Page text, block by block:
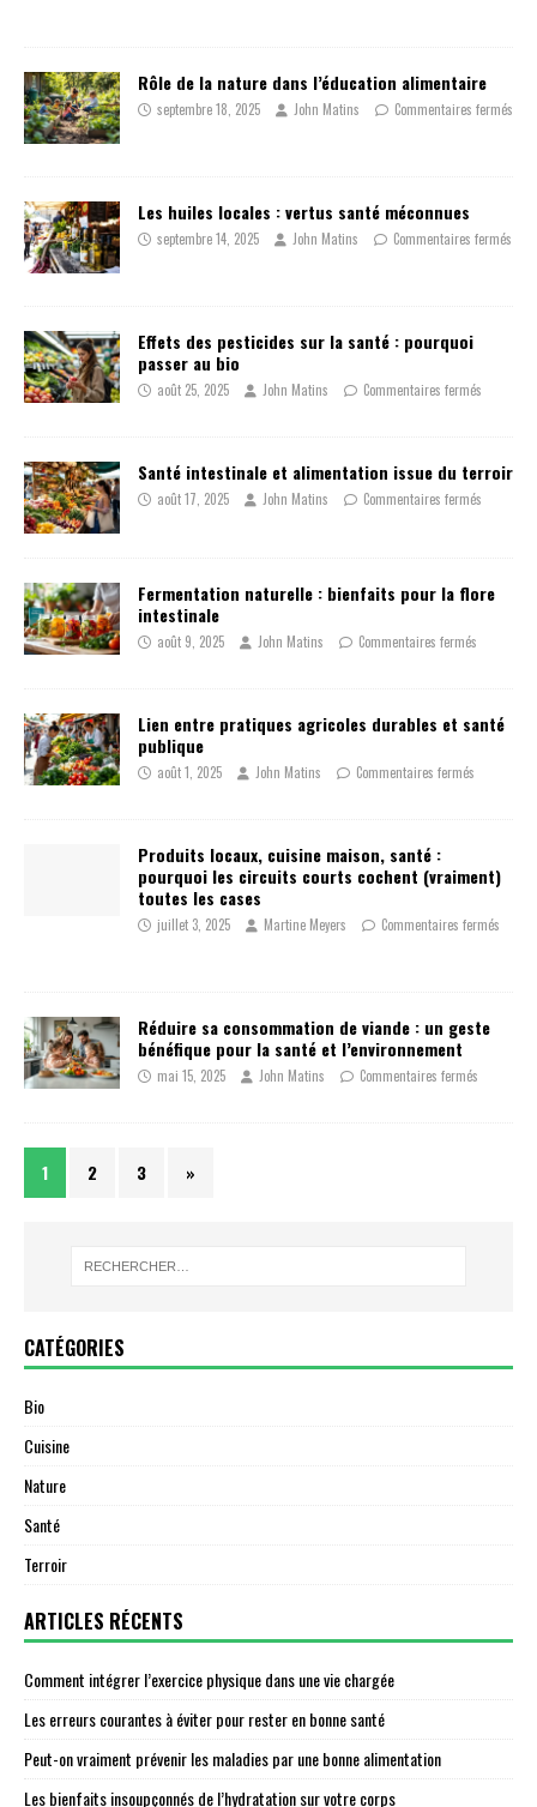
Rôle de la nature dans l’éducation alimentaire
septembre 18, 2025 John Matins Commentaires fermés
Les huiles locales : vertus santé méconnues
septembre 14, 2025 John Matins Commentaires fermés
Effets des pesticides sur la santé : pourquoi
passer au bio
août 25, 2025 John Matins Commentaires fermés
Santé intestinale et alimentation issue du terroir
août 17, 2025 John Matins Commentaires fermés
Fermentation naturelle : bienfaits pour la flore
intestinale
août 9, 2025 John Matins Commentaires fermés
Lien entre pratiques agricoles durables et santé
publique
août 1, 2025 John Matins Commentaires fermés
Produits locaux, cuisine maison, santé :
pourquoi les circuits courts cochent (vraiment)
toutes les cases
juillet 3, 2025 Martine Meyers Commentaires fermés
Réduire sa consommation de viande : un geste
bénéfique pour la santé et l’environnement
mai 15, 2025 John Matins Commentaires fermés
1 2 3 »
CATÉGORIES
Bio
Cuisine
Nature
Santé
Terroir
ARTICLES RÉCENTS
Comment intégrer l’exercice physique dans une vie chargée
Les erreurs courantes à éviter pour rester en bonne santé
Peut-on vraiment prévenir les maladies par une bonne alimentation
Les bienfaits insoupçonnés de l’hydratation sur votre corps